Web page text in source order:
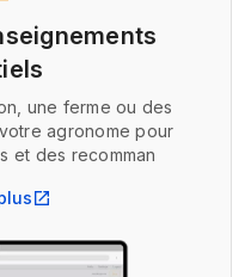
une ferme ou des
agronome pour
et des recomman
open_in_new